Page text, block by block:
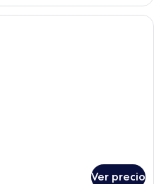
Un dormitorio moderno y funcional
Ver precio